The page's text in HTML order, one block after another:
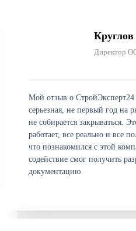
Круглов
Директор
Мой отзыв о СтройЭксперт24
серьезная, не первый год на
не собирается закрываться.
работает, все реально и все
что познакомился с этой
содействие смог получить
документацию